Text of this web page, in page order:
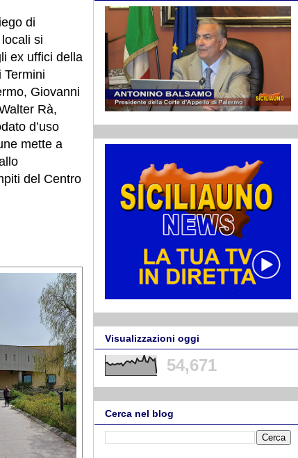
di
si
ex uffici della
Termini
Giovanni
Rà,
d’uso
mette a
del Centro
Visualizzazioni oggi
54,671
Cerca nel blog